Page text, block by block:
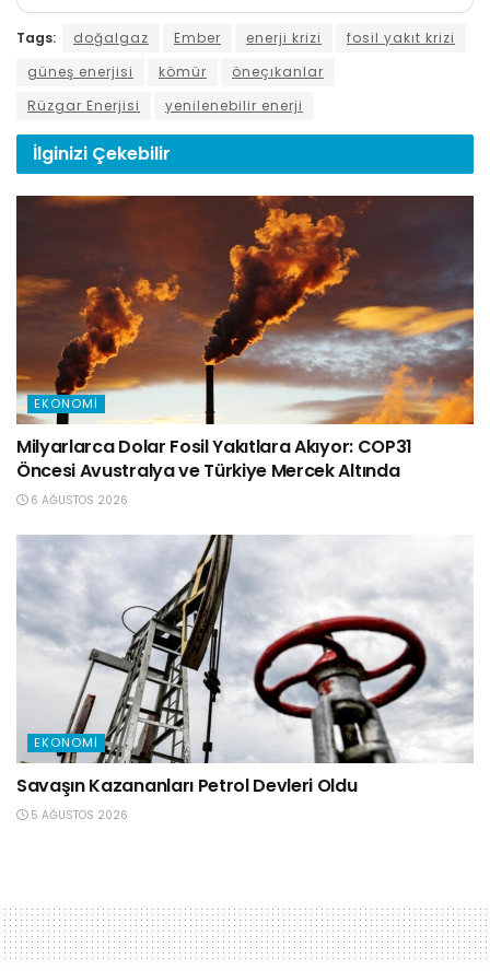
Tags: doğalgaz Ember enerji krizi
fosil yakıt krizi
güneş enerjisi
kömür
öneçıkanlar
Rüzgar Enerjisi
yenilenebilir enerji
İlginizi Çekebilir
EKONOMI
Milyarlarca Dolar Fosil Yakıtlara Akıyor: COP31
Öncesi Avustralya ve Türkiye Mercek Altında
6 AĞUSTOS 2026
EKONOMI
Savaşın Kazananları Petrol Devleri Oldu
5 AĞUSTOS 2026